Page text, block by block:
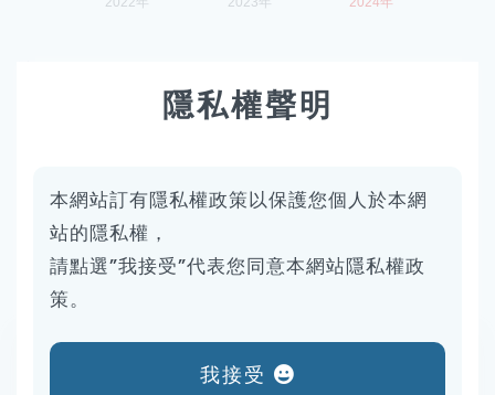
薪資受年資、考評等影響，如單純考量同職別且
經理級包含專案經理與資深經理。
薪酬揭露涵蓋率為64/82，近8成。
辦公室人事費用
隱私權聲明
本網站訂有隱私權政策以保護您個人於本網
站的隱私權，
請點選”我接受”代表您同意本網站隱私權政
策。
我接受